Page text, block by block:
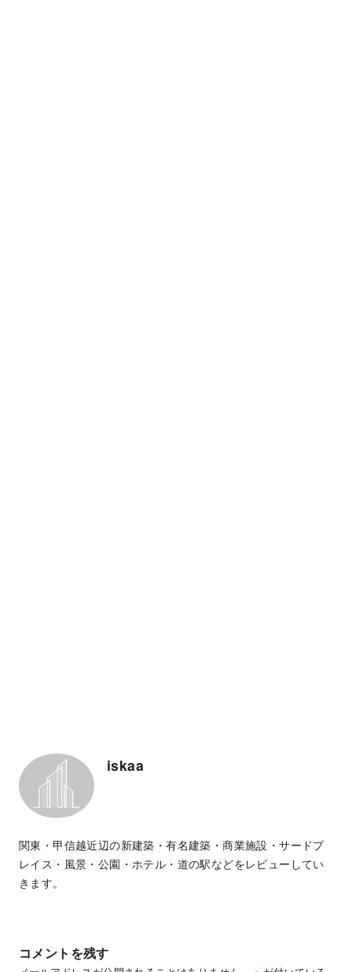
iskaa
関東・甲信越近辺の新建築・有名建築・商業施設・サードプ
レイス・風景・公園・ホテル・道の駅などをレビューしてい
きます。
コメントを残す